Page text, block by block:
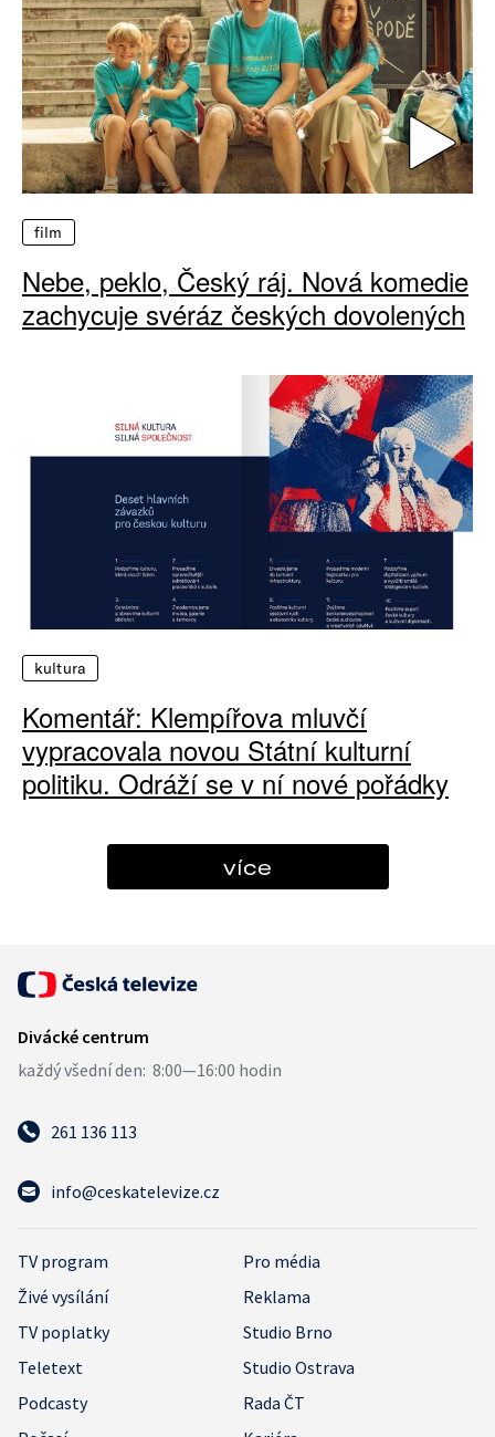
film
Nebe, peklo, Český ráj. Nová komedie
zachycuje svéráz českých dovolených
kultura
Komentář: Klempířova mluvčí
vypracovala novou Státní kulturní
politiku. Odráží se v ní nové pořádky
více
261 136 113
info@ceskatelevize.cz
TV program
Pro média
Živé vysílání
Reklama
TV poplatky
Studio Brno
Teletext
Studio Ostrava
Podcasty
Rada ČT